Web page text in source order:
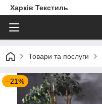
Харків Текстиль
Товари та послуги
–21%